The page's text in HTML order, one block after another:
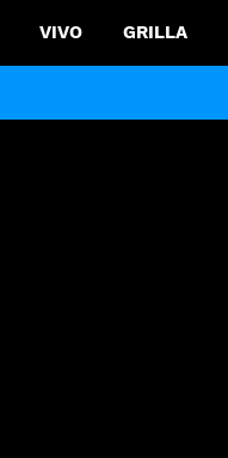
VIVO GRILLA